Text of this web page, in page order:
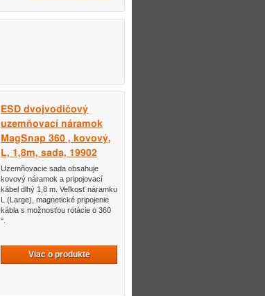
ESD dvojvodičový
uzemňovací náramok
MagSnap 360 , kovový,
L, 1,8m, sada, 19902
Uzemňovacie sada obsahuje
kovový náramok a pripojovací
kábel dlhý 1,8 m. Veľkosť náramku
L (Large), magnetické pripojenie
kábla s možnosťou rotácie o 360
°.
Viac o produkte